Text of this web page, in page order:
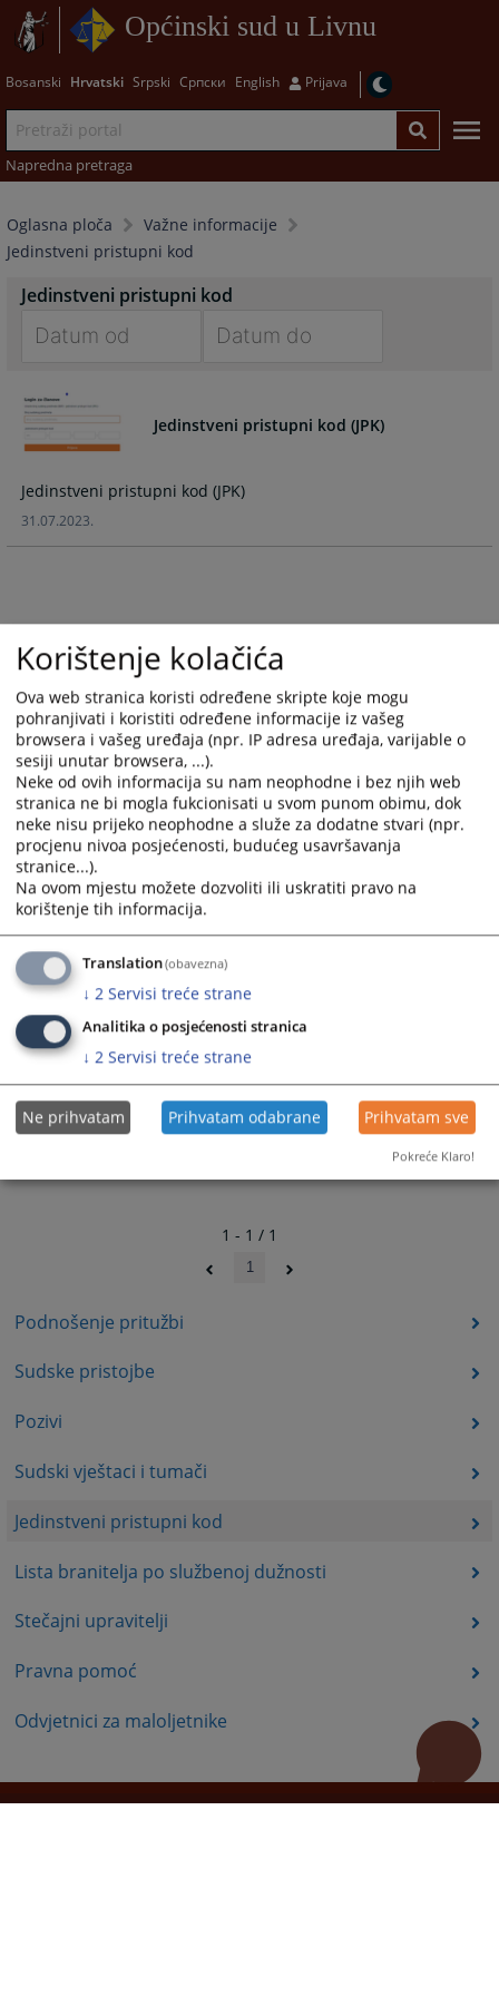
Općinski sud u Livnu
Bosanski Hrvatski Srpski Српски English Prijava
Napredna pretraga
Oglasna ploča
Važne informacije
Jedinstveni pristupni kod
Podnošenje pritužbi
Sudske pristojbe
Pozivi
Sudski vještaci i tumači
Jedinstveni pristupni kod
Lista branitelja po službenoj dužnosti
Stečajni upravitelji
Pravna pomoć
Odvjetnici za maloljetnike
Jedinstveni pristupni kod
forward
to
interact
the
calendar
and
date.
Press
the
question
mark
key
to
get
the
keyboard
shortcuts
for
changing
dates.
to
the
and
date.
Press
the
question
mark
key
to
get
the
keyboard
for
changing
dates.
Jedinstveni pristupni kod (JPK)
Jedinstveni pristupni kod (JPK)
31.07.2023.
1 - 1 / 1
1
Korištenje kolačića
Ova web stranica koristi određene skripte koje mogu
pohranjivati i koristiti određene informacije iz vašeg
browsera i vašeg uređaja (npr. IP adresa uređaja, varijable o
sesiji unutar browsera, ...).
Neke od ovih informacija su nam neophodne i bez njih web
stranica ne bi mogla fukcionisati u svom punom obimu, dok
neke nisu prijeko neophodne a služe za dodatne stvari (npr.
procjenu nivoa posjećenosti, budućeg usavršavanja
stranice...).
Na ovom mjestu možete dozvoliti ili uskratiti pravo na
korištenje tih informacija.
Translation(obavezna)
↓ 2 Servisi treće strane
Analitika o posjećenosti stranica
↓ 2 Servisi treće strane
Ne prihvatam Prihvatam odabrane Prihvatam sve
Pokreće Klaro!